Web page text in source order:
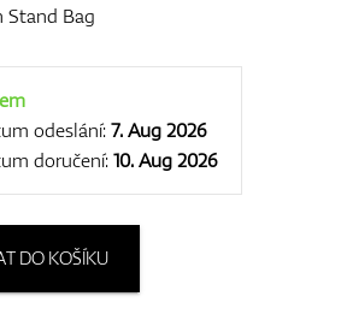
Dárkové poukazy
Stand Bag
odeslání:7. Aug 2026
doručení:10. Aug 2026
DO KOŠÍKU